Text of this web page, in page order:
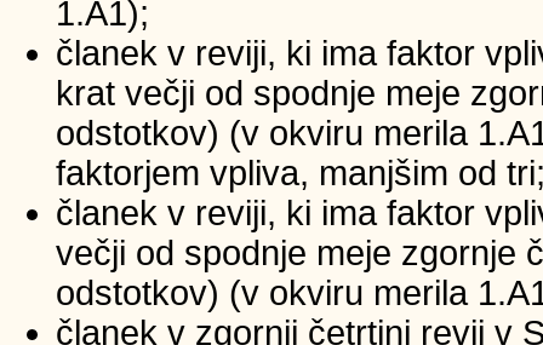
1.A1);
članek v reviji, ki ima faktor
krat večji od spodnje meje
odstotkov) (v okviru merila
faktorjem vpliva, manjšim od
članek v reviji, ki ima faktor
večji od spodnje meje zgornje
odstotkov) (v okviru merila
članek v zgornji četrtini revij v